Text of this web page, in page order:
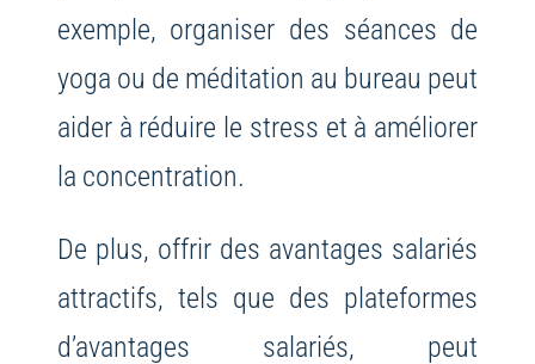
exemple, organiser des séances de
yoga ou de méditation au bureau peut
aider à réduire le stress et à améliorer
la concentration.
De plus, offrir des avantages salariés
attractifs, tels que des plateformes
d’avantages salariés, peut